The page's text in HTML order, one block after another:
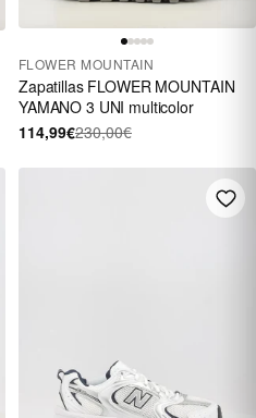
FLOWER MOUNTAIN
Zapatillas FLOWER MOUNTAIN
YAMANO 3 UNI multicolor
114,99€230,00€